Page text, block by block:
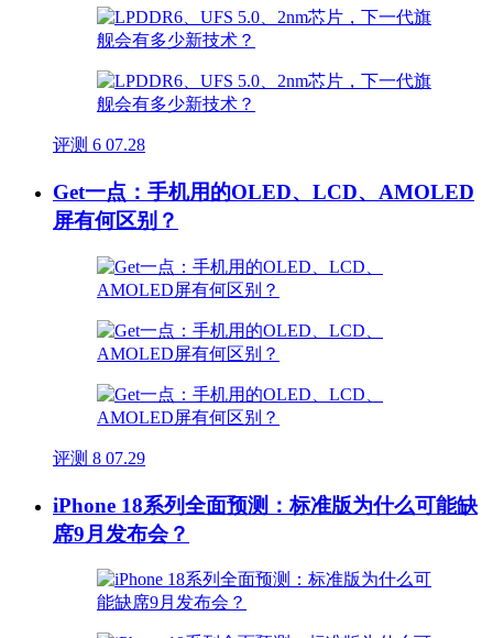
评测 6 07.28
Get一点：手机用的OLED、LCD、AMOLED
屏有何区别？
评测 8 07.29
iPhone 18系列全面预测：标准版为什么可能缺
席9月发布会？